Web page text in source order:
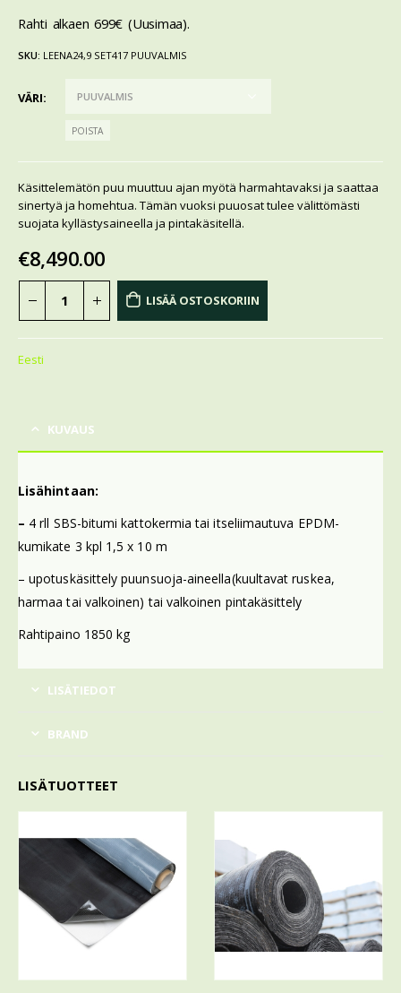
Rahti alkaen 699€ (Uusimaa).
SKU: LEENA24,9 SET417 PUUVALMIS
VÄRI
POISTA
Käsittelemätön puu muuttuu ajan myötä harmahtavaksi ja saattaa
sinertyä ja homehtua. Tämän vuoksi puuosat tulee välittömästi
suojata kyllästysaineella ja pintakäsitellä.
€8,490.00
LISÄÄ OSTOSKORIIN
Eesti
KUVAUS
Lisähintaan:
– 4 rll SBS-bitumi kattokermia tai itseliimautuva EPDM-
kumikate 3 kpl 1,5 x 10 m
– upotuskäsittely puunsuoja-aineella(kuultavat ruskea,
harmaa tai valkoinen) tai valkoinen pintakäsittely
Rahtipaino 1850 kg
LISÄTIEDOT
BRAND
LISÄTUOTTEET